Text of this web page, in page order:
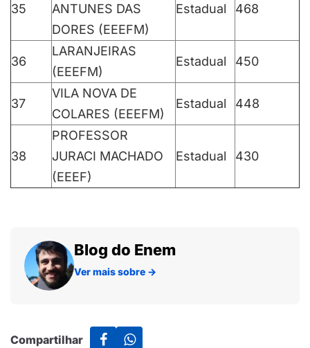
35
ANTUNES DAS
DORES (EEEFM)
Estadual 468
36
LARANJEIRAS
(EEEFM)
Estadual 450
37
VILA NOVA DE
COLARES (EEEFM)
Estadual 448
38
PROFESSOR
JURACI MACHADO
(EEEF)
Estadual 430
Blog do Enem
Ver mais sobre →
Compartilhar